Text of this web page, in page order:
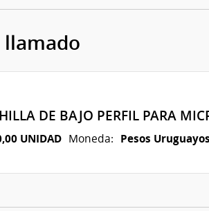
DE BAJO PERFIL PARA
UNIDAD Moneda: Pesos Uruguayos